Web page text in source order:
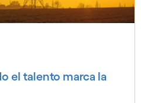
el talento marca la